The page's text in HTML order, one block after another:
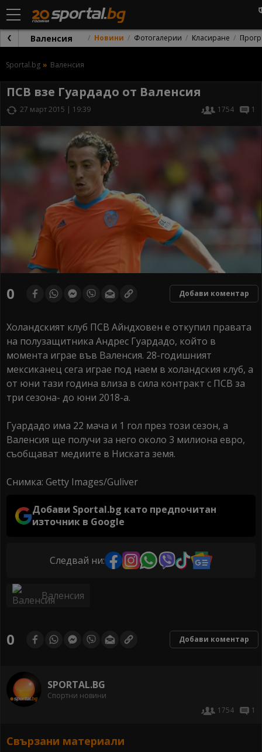
Валенсия Новини Фотогалерии Класиране
Sportal.bg Валенсия
ПСВ взе Гуардадо от Валенсия
27 март 2015 | 19:39 1754 1
0 Добави коментар
Холандският клуб ПСВ Айндховен е откупил правата
на полузащитника Андрес Гуардадо, който в
момента играе във Валенсия. 28-годишният
мексиканец сега играе под наем в холандския клуб, а
от юни тази година влиза в сила контракт с ПСВ за
три сезона- до юни 2018-а.
Гуардадо има 22 мача и 1 гол през този сезон, а
Валенсия ще получи за него около 3 милиона евро,
съобщават медиите в Ниската земя.
Снимка: Getty Images/Guliver
Добави Sportal.bg като предпочитан
източник в Google
Следвай ни:
Валенсия
0 Добави коментар
SPORTAL.BG
Спортни новини
1754
1
Свързани материали